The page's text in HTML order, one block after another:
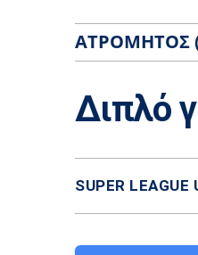
ΑΤΡΌΜΗΤΟΣ
Διπλό
SUPER LEAGUE